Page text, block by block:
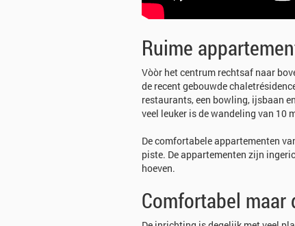
Ruime
Vòòr het centrum rechtsaf naar
de recent gebouwde
restaurants, een bowling, ijsbaan
veel leuker is de wandeling van 10
De comfortabele appartementen
piste. De appartementen zijn
hoeven.
Comfortabel